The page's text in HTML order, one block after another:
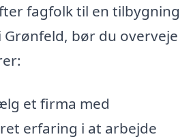
fagfolk til en tilbygning
bør du overveje
et firma med
erfaring i at arbejde